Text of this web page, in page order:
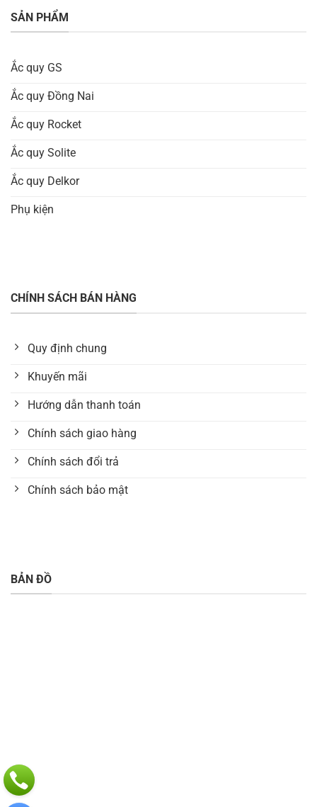
SẢN PHẨM
Ắc quy GS
Ắc quy Đồng Nai
Ắc quy Rocket
Ắc quy Solite
Ắc quy Delkor
Phụ kiện
CHÍNH SÁCH BÁN HÀNG
Quy định chung
Khuyến mãi
Hướng dẫn thanh toán
Chính sách giao hàng
Chính sách đổi trả
Chính sách bảo mật
BẢN ĐỒ